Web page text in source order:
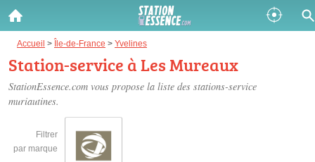
Accueil > Île-de-France > Yvelines
Station-service à Les Mureaux
StationEssence.com vous propose la liste des stations-service
muriautines.
Filtrer
par marque
Gazole :
Disponible Épuisé
SP 98 :